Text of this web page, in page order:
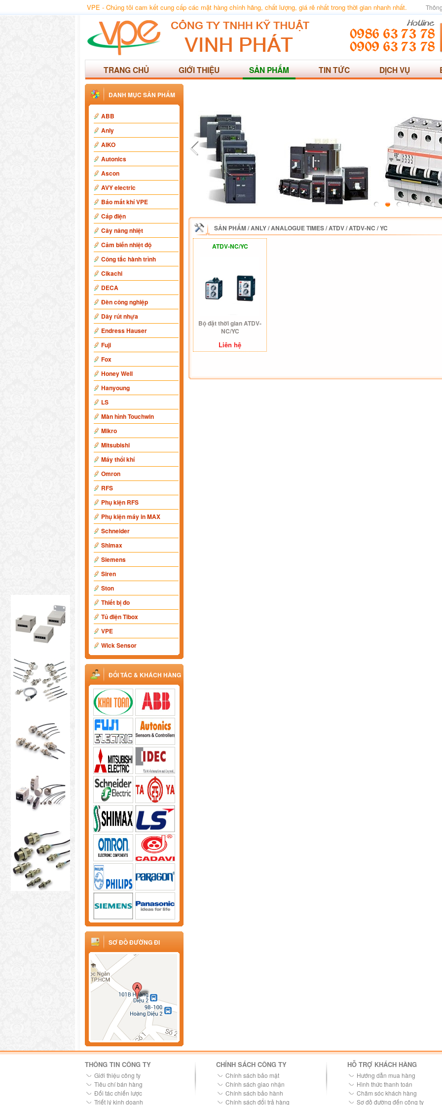
VPE - Chúng tôi cam kết cung cấp các mặt hàng chính hãng, chất lượng, giá rẻ nhất trong thời gian nhanh nhất.
TRANG CHỦ GIỚI THIỆU SẢN PHẨM TIN TỨC DỊCH VỤ
DANH MỤC SẢN PHẨM
ABB
Anly
AIKO
Autonics
Ascon
AVY electric
Báo mất khí VPE
Cáp điện
Cây nâng nhiệt
Cảm biến nhiệt độ
Công tắc hành trình
Cikachi
DECA
Đèn công nghiệp
Dây rút nhựa
Endress Hauser
Fuji
Fox
Honey Well
Hanyoung
LS
Màn hình Touchwin
Mikro
Mitsubishi
Máy thổi khí
Omron
RFS
Phụ kiện RFS
Phụ kiện máy in MAX
Schneider
Shimax
Siemens
Siren
Ston
Thiết bị đo
Tủ điện Tibox
VPE
Wick Sensor
ĐỐI TÁC & KHÁCH HÀNG
SƠ ĐỒ ĐƯỜNG ĐI
SẢN PHẨM/ANLY/ANALOGUE TIMES/ATDV/ATDV-NC / YC
ATDV-NC/YC
Bộ đặt thời gian ATDV-
NC/YC
Liên hệ
THÔNG TIN CÔNG TY
Giới thiệu công ty
Tiêu chí bán hàng
Đối tác chiến lược
Triết lý kinh doanh
CHÍNH SÁCH CÔNG TY
Chính sách bảo mật
Chính sách giao nhận
Chính sách bảo hành
Chính sách đổi trả hàng
HỖ TRỢ KHÁCH HÀNG
Hướng dẫn mua hàng
Hình thức thanh toán
Chăm sóc khách hàng
Sơ đồ đường đến công ty